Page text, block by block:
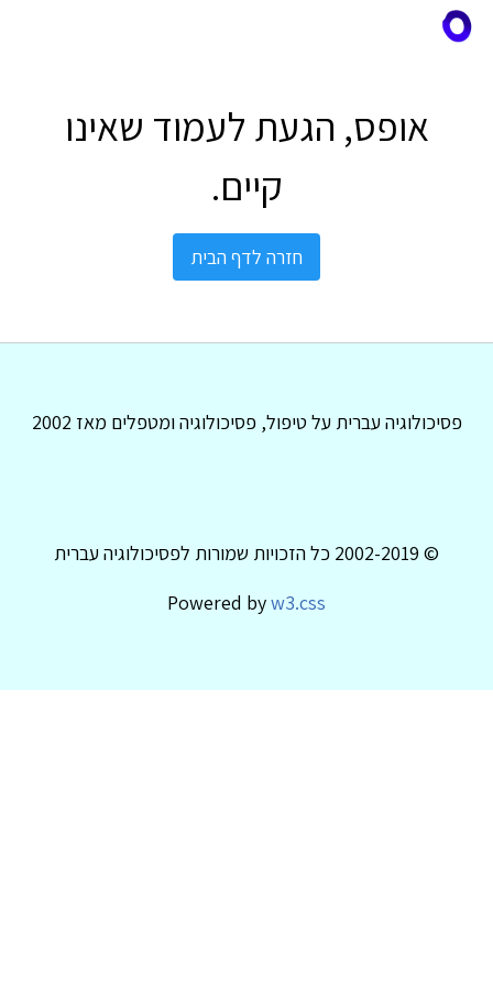
אופס, הגעת לעמוד שאינו
קיים.
חזרה לדף הבית
פסיכולוגיה עברית על טיפול, פסיכולוגיה ומטפלים מאז 2002
© 2002-2019 כל הזכויות שמורות לפסיכולוגיה עברית
Powered byw3.css